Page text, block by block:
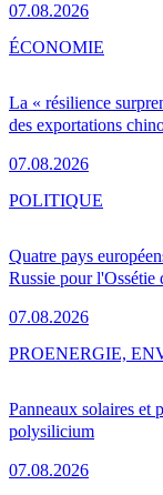
07.08.2026
La « résilience
des exportations
07.08.2026
ÉCONOMIE
Quatre pays
Russie pour l'Ossétie
07.08.2026
POLITIQUE
Panneaux solaires et
polysilicium
07.08.2026
PROENERGIE,